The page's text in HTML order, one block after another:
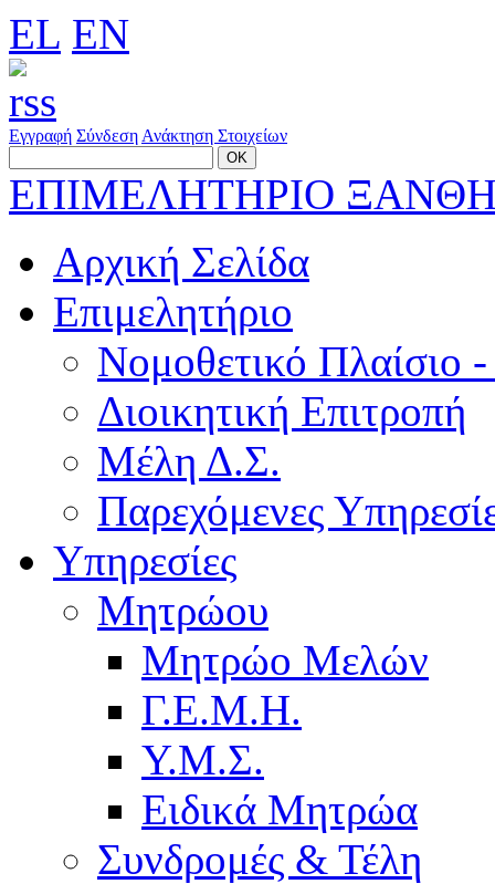
EL EN
Εγγραφή Σύνδεση Ανάκτηση Στοιχείων
ΕΠΙΜΕΛΗΤΗΡΙΟ
Αρχική Σελίδα
Επιμελητήριο
Νομοθετικό Πλαίσιο
Διοικητική Επιτροπή
Μέλη Δ.Σ.
Παρεχόμενες
Υπηρεσίες
Μητρώου
Μητρώο Μελών
Γ.Ε.Μ.Η.
Υ.Μ.Σ.
Ειδικά Μητρώα
Συνδρομές & Τέλη